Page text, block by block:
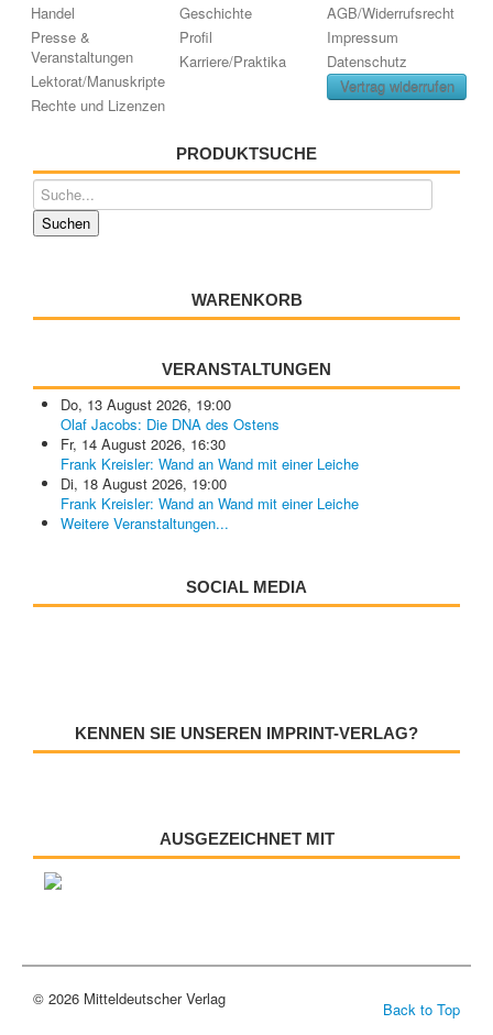
Handel
Presse &
Veranstaltungen
Lektorat/Manuskripte
Rechte und Lizenzen
Geschichte
Profil
Karriere/Praktika
AGB/Widerrufsrecht
Impressum
Datenschutz
Vertrag widerrufen
PRODUKTSUCHE
WARENKORB
VERANSTALTUNGEN
Do, 13 August 2026, 19:00
Olaf Jacobs: Die DNA des Ostens
Fr, 14 August 2026, 16:30
Frank Kreisler: Wand an Wand mit einer Leiche
Di, 18 August 2026, 19:00
Frank Kreisler: Wand an Wand mit einer Leiche
Weitere Veranstaltungen...
SOCIAL MEDIA
KENNEN SIE UNSEREN IMPRINT-VERLAG?
AUSGEZEICHNET MIT
Back to Top
© 2026 Mitteldeutscher Verlag